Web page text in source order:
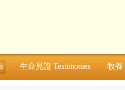
生命見證 Testimonies 牧養